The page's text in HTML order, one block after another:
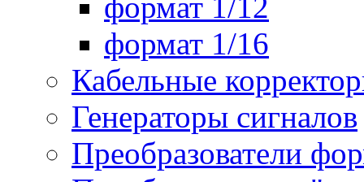
формат 1/12
формат 1/16
Кабельные
Генераторы сигналов
Преобразователи